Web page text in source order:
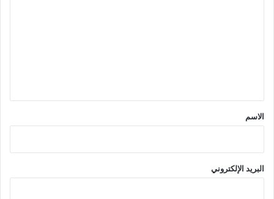
*
الاسم
البريد الإلكتروني